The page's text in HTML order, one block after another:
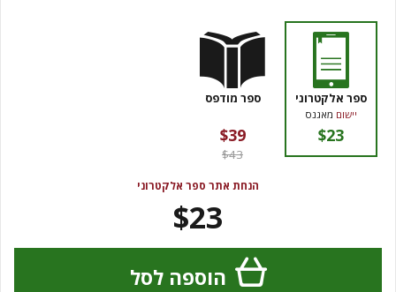
ספר אלקטרוני
יישום מאגנס
$23
ספר מודפס
$39
$43
הנחת אתר ספר אלקטרוני
$23
הוספה לסל